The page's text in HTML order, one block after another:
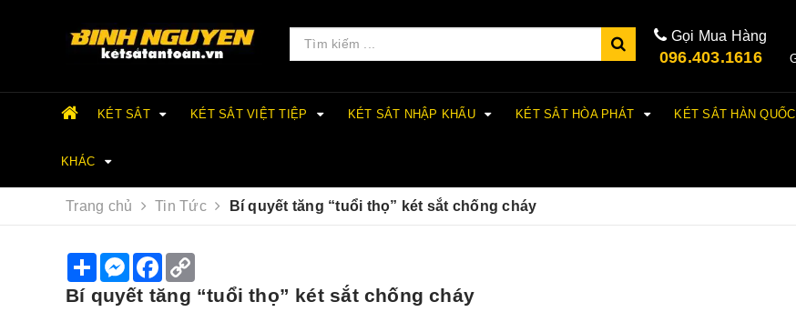
Gọi Mua Hàng
096.403.1616
KÉT SẮT KÉT SẮT VIỆT TIỆP KÉT SẮT NHẬP KHẨU KÉT SẮT HÒA PHÁT KÉT SẮT HÀN QUỐC
KHÁC
Trang chủ Tin Tức Bí quyết tăng “tuổi thọ” két sắt chống cháy
S
h
a
r
M
e
s
s
F
a
c
e
p
Bí quyết tăng “tuổi thọ” két sắt chống cháy